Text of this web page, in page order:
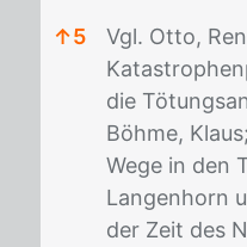
↑5
Vgl. Otto,
die
Böhme,
Wege in den
Langenhorn
der Zeit des